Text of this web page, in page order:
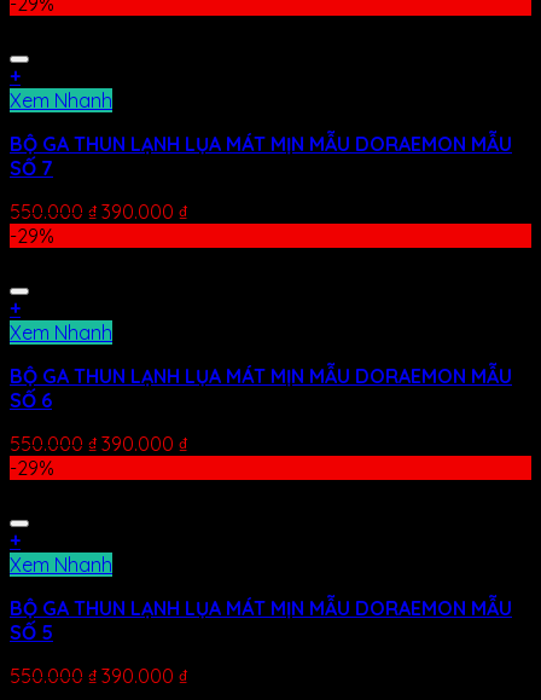
+
Xem Nhanh
BỘ GA THUN LẠNH LỤA MÁT MỊN MẪU DORAEMON MẪU
SỐ 7
550.000 ₫ 390.000 ₫
-29%
+
Xem Nhanh
BỘ GA THUN LẠNH LỤA MÁT MỊN MẪU DORAEMON MẪU
SỐ 6
550.000 ₫ 390.000 ₫
-29%
+
Xem Nhanh
BỘ GA THUN LẠNH LỤA MÁT MỊN MẪU DORAEMON MẪU
SỐ 5
550.000 ₫ 390.000 ₫